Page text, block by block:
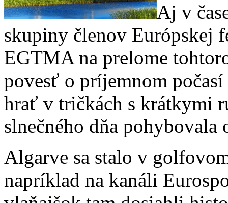
Aj v
skupiny členov Európskej
EGTMA na prelome
povesť o príjemnom
hrať v tričkách s krátkymi
slnečného dňa
Algarve sa stalo v
napríklad na kanáli